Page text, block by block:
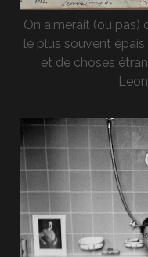
On aimerait (ou pas)
le plus souvent
et de choses